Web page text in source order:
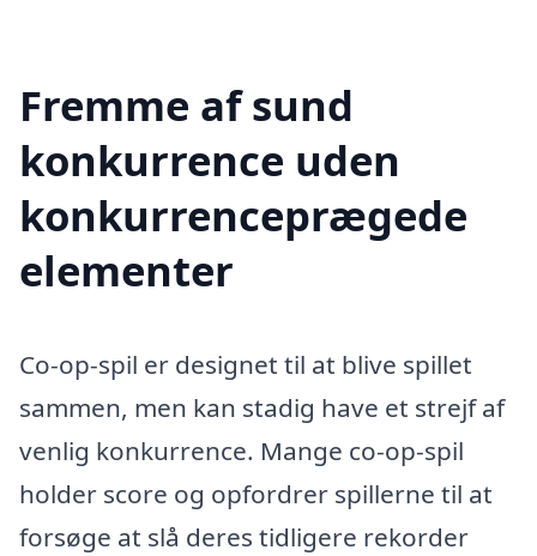
Fremme af sund
konkurrence uden
konkurrenceprægede
elementer
Co-op-spil er designet til at blive spillet
sammen, men kan stadig have et strejf af
venlig konkurrence. Mange co-op-spil
holder score og opfordrer spillerne til at
forsøge at slå deres tidligere rekorder